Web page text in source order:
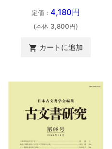
定価： 4,180円
(本体 3,800円)
 カートに追加